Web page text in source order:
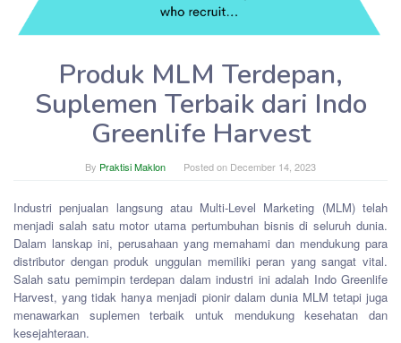
Produk MLM Terdepan,
Suplemen Terbaik dari Indo
Greenlife Harvest
By Praktisi Maklon Posted on December 14, 2023
Industri penjualan langsung atau Multi-Level Marketing (MLM) telah
menjadi salah satu motor utama pertumbuhan bisnis di seluruh dunia.
Dalam lanskap ini, perusahaan yang memahami dan mendukung para
distributor dengan produk unggulan memiliki peran yang sangat vital.
Salah satu pemimpin terdepan dalam industri ini adalah Indo Greenlife
Harvest, yang tidak hanya menjadi pionir dalam dunia MLM tetapi juga
menawarkan suplemen terbaik untuk mendukung kesehatan dan
kesejahteraan.